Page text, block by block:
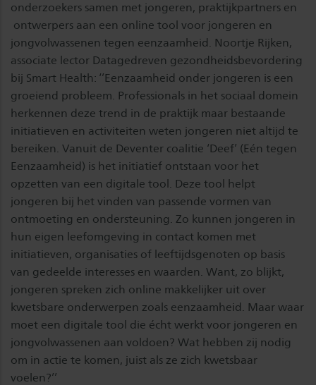
onderzoekers samen met jongeren, praktijkpartners en
ontwerpers aan een online tool voor jongeren en
jongvolwassenen tegen eenzaamheid. Noortje Rijken,
associate lector Datagedreven gezondheidsbevordering
bij Smart Health: ‘’Eenzaamheid onder jongeren is een
groeiend probleem. Professionals in het sociaal domein
herkennen deze trend in de praktijk maar bestaande
initiatieven en activiteiten weten jongeren niet altijd te
bereiken. Vanuit de Deventer coalitie ‘Deef’ (Eén tegen
Eenzaamheid) is het initiatief ontstaan voor het
opzetten van een digitale tool. Deze tool helpt
jongeren bij het vinden van passende vormen van
ontmoeting en ondersteuning. Zo kunnen jongeren in
hun eigen leefomgeving in contact komen met
initiatieven, organisaties of leeftijdsgenoten op basis
van gedeelde interesses en waarden. Want, zo blijkt,
jongeren spreken zich online makkelijker uit over
kwetsbare onderwerpen zoals eenzaamheid. Maar waar
moet een digitale tool die écht werkt voor jongeren en
jongvolwassenen aan voldoen? Wat hebben zij nodig
om in actie te komen, juist als ze zich kwetsbaar
voelen?’’